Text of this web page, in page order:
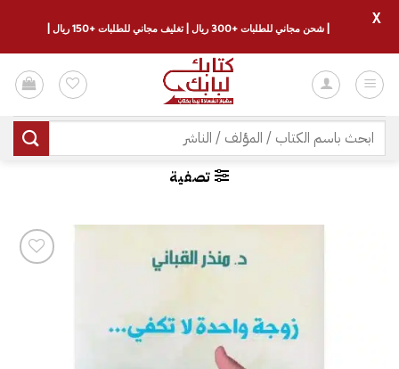
للمحتوى
البحث
عن:
تصفية
| شحن مجاني للطلبات +300 ريال | تغليف مجاني للطلبات +150 ريال |
X